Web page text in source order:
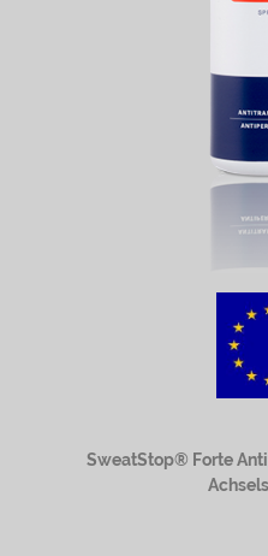
SweatStop® Forte